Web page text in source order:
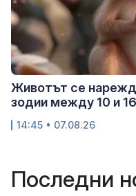
Животът се
зодии между 10 и
14:45 • 07.08.26
Последни